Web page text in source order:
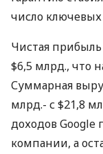
число
Чистая прибыль
$6,5 млрд., что
Суммарная
млрд.- с $21,8
доходов Google
компании, а